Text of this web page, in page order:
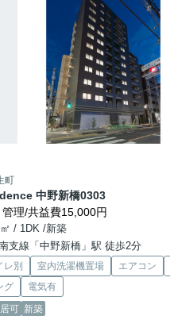
町
中野新橋0303
管理/共益費15,000円
/ 1DK /新築
支線「中野新橋」駅 徒歩2分
レ別 室内洗濯機置場 エアコン
グ
電気有
可 新築